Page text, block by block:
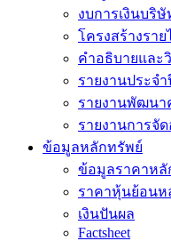
งบการเงินบริษั
โครงสร้างราย
คำอธิบายและ
รายงานประจำ
รายงานพัฒนา
รายงานการจั
ข้อมูลหลักทรัพย์
ข้อมูลราคาหลั
ราคาหุ้นย้อนห
เงินปันผล
Factsheet